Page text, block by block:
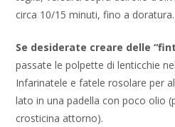
circa 10/15 minuti, fino a doratura.
Se desiderate creare delle
passate le polpette di lenticchie
Infarinatele e fatele rosolare per
lato in una padella con poco olio
crosticina attorno).